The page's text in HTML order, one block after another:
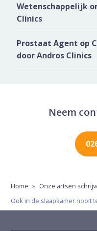
Wetenschappelijk
Clinics
Prostaat Agent op
door Andros Clinics
Neem
Home » Onze artsen
Ook in de slaapkamer nooit